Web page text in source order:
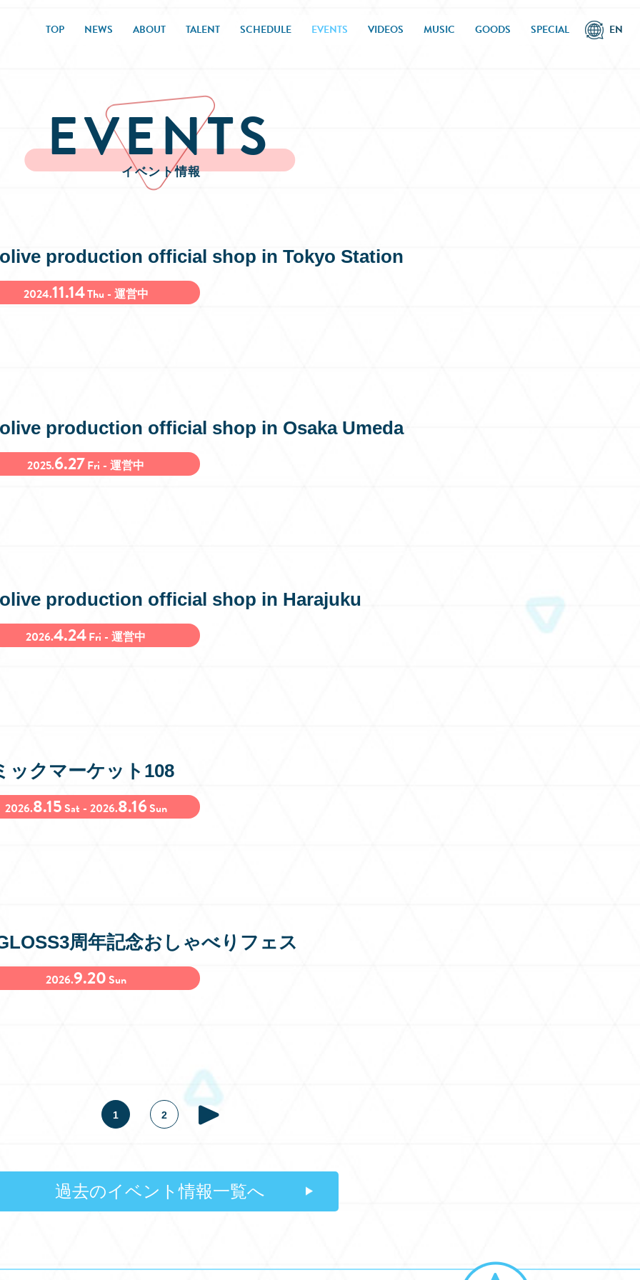
TOP NEWS ABOUT TALENT SCHEDULE EVENTS VIDEOS MUSIC GOODS SPECIAL EN
EVENTS
イベント情報
production official shop in Tokyo Station
2024.11.14Thu - 運営中
production official shop in Osaka Umeda
2025.6.27Fri - 運営中
production official shop in Harajuku
2026.4.24Fri - 運営中
ックマーケット108
2026.8.15Sat - 2026.8.16Sun
周年記念おしゃべりフェス
2026.9.20Sun
1 2
過去のイベント情報一覧へ